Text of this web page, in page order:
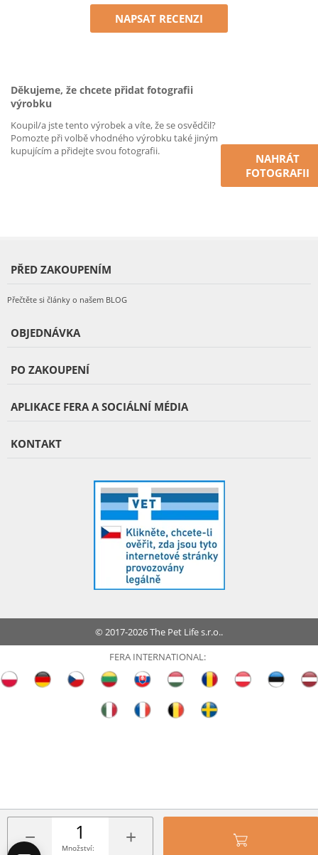
− +
Množství:
NAPSAT RECENZI
Děkujeme, že chcete přidat fotografii
výrobku
Koupil/a jste tento výrobek a víte, že se osvědčil?
Pomozte při volbě vhodného výrobku také jiným
kupujícím a přidejte svou fotografii.
NAHRÁT
FOTOGRAFII
PŘED ZAKOUPENÍM
Přečtěte si články o našem BLOG
OBJEDNÁVKA
PO ZAKOUPENÍ
APLIKACE FERA A SOCIÁLNÍ MÉDIA
KONTAKT
© 2017-2026 The Pet Life s.r.o..
FERA INTERNATIONAL: